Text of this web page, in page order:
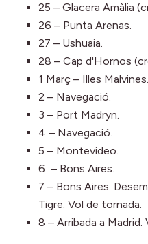
25 – Glacera Amàlia
26 – Punta Arenas.
27 – Ushuaia.
28 – Cap d'Hornos
1 Març – Illes Malvines.
2 – Navegació.
3 – Port Madryn.
4 – Navegació.
5 – Montevideo.
6 – Bons Aires.
7 – Bons Aires.
Tigre. Vol de tornada.
8 – Arribada a